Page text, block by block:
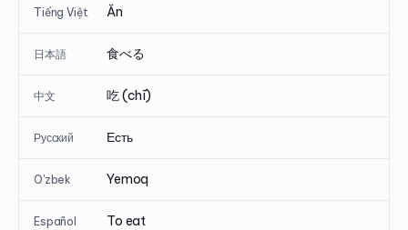
Tiếng Việt Ăn
日本語 食べる
中文 吃 (chī)
Русский Есть
O'zbek Yemoq
Español To eat